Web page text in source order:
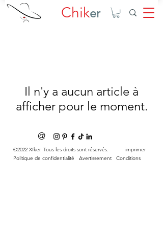
Chiker
Il n'y a aucun article à
afficher pour le moment.
@
©2022 XIker. Tous les droits sont réservés. imprimer
Politique de confidentialité
Avertissement Conditions